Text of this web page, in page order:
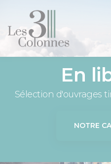
En
Sélection d'ouvrages
NOTRE